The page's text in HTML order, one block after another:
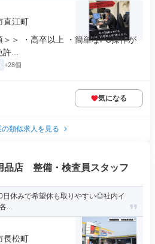
直江町
＞ ・高卒以上 ・簡単なPC操作が
...
+28個
気になる
の類似求人を見る
品店 整備・検査員スタッフ
休みで希望休も取りやすい◎社内イ
...
長松町